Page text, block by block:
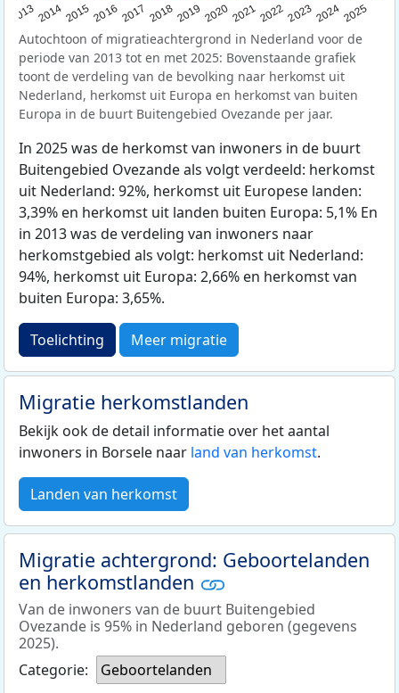
20132014201520162017 20182019 202020212022202320242025
Autochtoon of migratieachtergrond in Nederland voor de
periode van 2013 tot en met 2025: Bovenstaande grafiek
toont de verdeling van de bevolking naar herkomst uit
Nederland, herkomst uit Europa en herkomst van buiten
Europa in de buurt Buitengebied Ovezande per jaar.
In 2025 was de herkomst van inwoners in de buurt
Buitengebied Ovezande als volgt verdeeld: herkomst
uit Nederland: 92%, herkomst uit Europese landen:
3,39% en herkomst uit landen buiten Europa: 5,1% En
in 2013 was de verdeling van inwoners naar
herkomstgebied als volgt: herkomst uit Nederland:
94%, herkomst uit Europa: 2,66% en herkomst van
buiten Europa: 3,65%.
Toelichting Meer migratie
Migratie herkomstlanden
Bekijk ook de detail informatie over het aantal
inwoners in Borsele naar land van herkomst.
Landen van herkomst
Migratie achtergrond: Geboortelanden
en herkomstlanden
Van de inwoners van de buurt Buitengebied
Ovezande is 95% in Nederland geboren (gegevens
2025).
Categorie:
Geboortelanden